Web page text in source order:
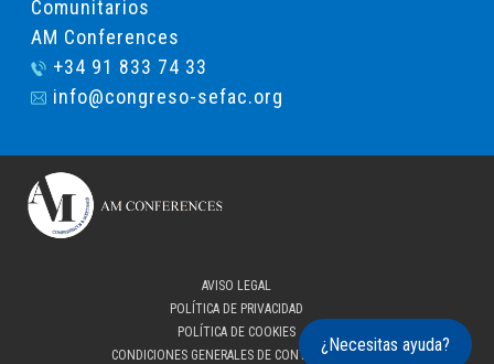
¿Necesitas ayuda?
Comunitarios
AM Conferences
+34 91 833 74 33
info@congreso-sefac.org
AVISO LEGAL
POLÍTICA DE PRIVACIDAD
POLÍTICA DE COOKIES
CONDICIONES GENERALES DE CONTRATACIÓN